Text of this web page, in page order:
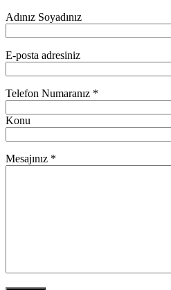
Adınız Soyadınız
E-posta adresiniz
Telefon Numaranız *
Konu
Mesajınız *